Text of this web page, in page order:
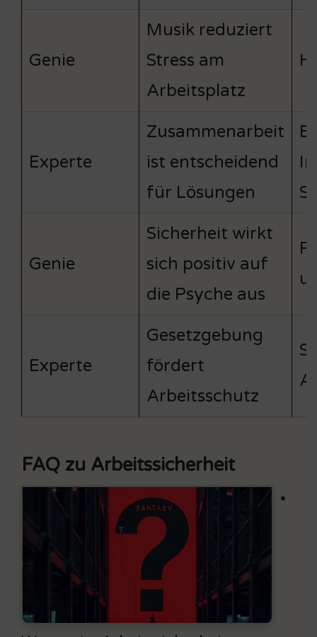
Genie
Musik reduziert
Stress am
Arbeitsplatz
Experte
Zusammenarbeit
ist entscheidend
für Lösungen
Genie
Sicherheit wirkt
sich positiv auf
die Psyche aus
Experte
Gesetzgebung
fördert
Arbeitsschutz
FAQ zu Arbeitssicherheit
•